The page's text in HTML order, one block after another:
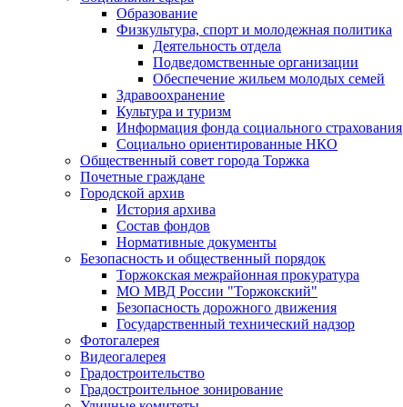
Образование
Физкультура, спорт и молодежная политика
Деятельность отдела
Подведомственные организации
Обеспечение жильем молодых семей
Здравоохранение
Культура и туризм
Информация фонда социального страхования
Социально ориентированные НКО
Общественный совет города Торжка
Почетные граждане
Городской архив
История архива
Состав фондов
Нормативные документы
Безопасность и общественный порядок
Торжокская межрайонная прокуратура
МО МВД России "Торжокский"
Безопасность дорожного движения
Государственный технический надзор
Фотогалерея
Видеогалерея
Градостроительство
Градостроительное зонирование